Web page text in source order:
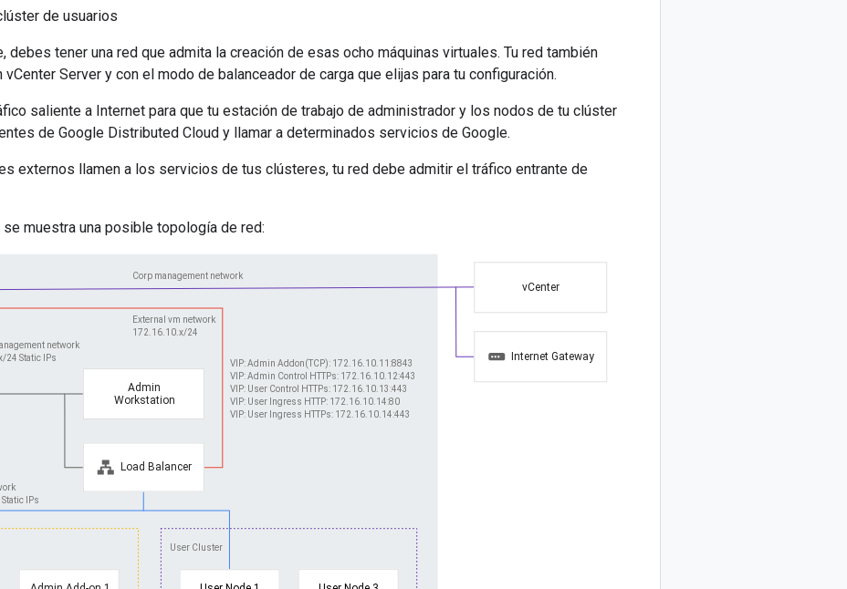
de usuarios
debes tener una red que admita la creación de esas ocho máquinas virtuales. Tu red también
Server y con el modo de balanceador de carga que elijas para tu configuración.
saliente a Internet para que tu estación de trabajo de administrador y los nodos de tu clúster
de Google Distributed Cloud y llamar a determinados servicios de Google.
externos llamen a los servicios de tus clústeres, tu red debe admitir el tráfico entrante de
muestra una posible topología de red: